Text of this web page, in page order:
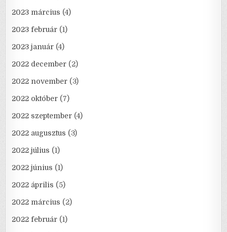
2023 március (4)
2023 február (1)
2023 január (4)
2022 december (2)
2022 november (3)
2022 október (7)
2022 szeptember (4)
2022 augusztus (3)
2022 július (1)
2022 június (1)
2022 április (5)
2022 március (2)
2022 február (1)